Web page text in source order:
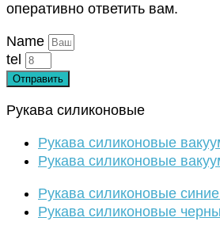
оперативно ответить вам.
Name
tel
Отправить
Рукава силиконовые
Рукава силиконовые
Рукава силиконовые
Рукава силиконовые
Рукава силиконовые